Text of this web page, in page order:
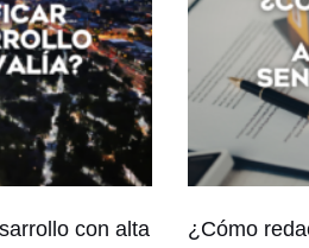
con alta
¿Cómo